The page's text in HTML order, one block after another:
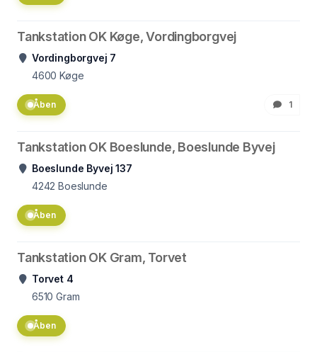
Tankstation OK Køge, Vordingborgvej
Vordingborgvej 7
4600 Køge
Åben 1
Tankstation OK Boeslunde, Boeslunde Byvej
Boeslunde Byvej 137
4242 Boeslunde
Åben
Tankstation OK Gram, Torvet
Torvet 4
6510 Gram
Åben